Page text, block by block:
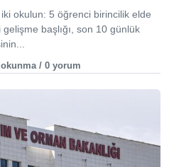
okulun: 5 öğrenci birincilik elde
başlığı, son 10 günlük
/ 0 yorum